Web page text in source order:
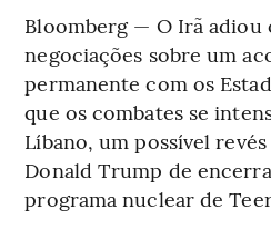
Bloomberg — O Irã adiou
negociações sobre um
permanente com os
que os combates se
Líbano, um possível
Donald Trump de
programa nuclear de